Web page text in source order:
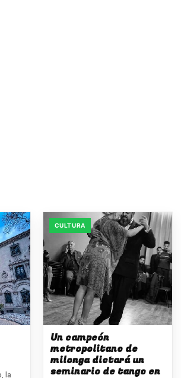
la
CULTURA
Un campeón
metropolitano de
milonga dictará un
seminario de tango en